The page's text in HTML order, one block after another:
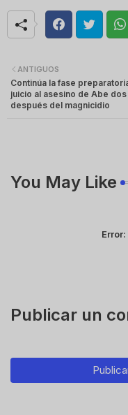
ANTIGUOS
Continúa la fase
juicio al asesino de Abe
después del magnicidio
You May Like
Error:
Publicar un